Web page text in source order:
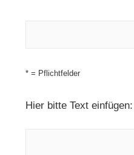
* = Pflichtfelder
Hier bitte Text einfügen: